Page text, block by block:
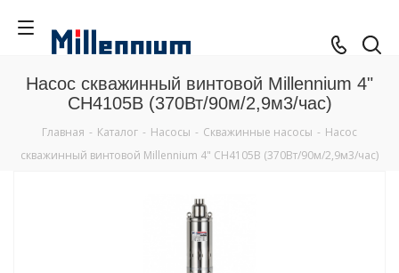
Насос скважинный винтовой Millennium 4"
СН4105В (370Вт/90м/2,9м3/час)
Главная - Каталог - Насосы - Скважинные насосы - Насос
скважинный винтовой Millennium 4" СН4105В (370Вт/90м/2,9м3/час)